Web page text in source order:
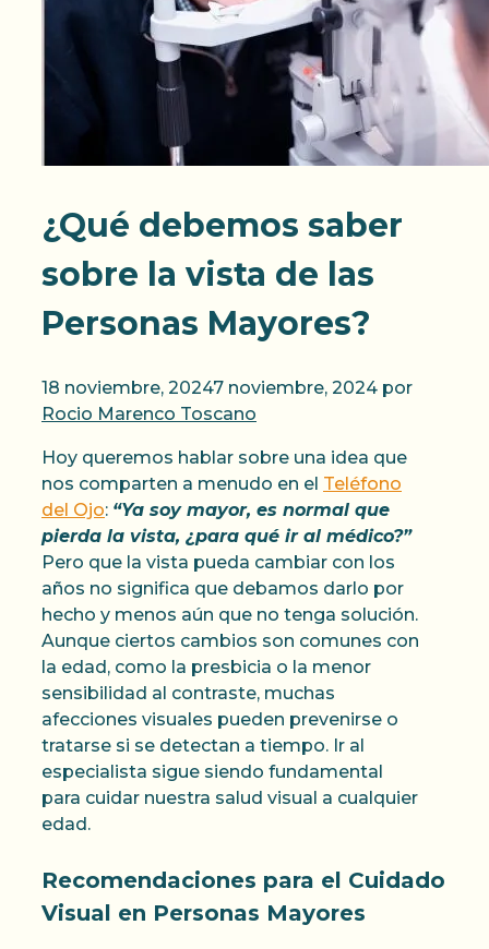
¿Qué debemos saber
sobre la vista de las
Personas Mayores?
18 noviembre, 20247 noviembre, 2024 por
Rocio Marenco Toscano
Hoy queremos hablar sobre una idea que
nos comparten a menudo en el Teléfono
del Ojo: “Ya soy mayor, es normal que
pierda la vista, ¿para qué ir al médico?”
Pero que la vista pueda cambiar con los
años no significa que debamos darlo por
hecho y menos aún que no tenga solución.
Aunque ciertos cambios son comunes con
la edad, como la presbicia o la menor
sensibilidad al contraste, muchas
afecciones visuales pueden prevenirse o
tratarse si se detectan a tiempo. Ir al
especialista sigue siendo fundamental
para cuidar nuestra salud visual a cualquier
edad.
Recomendaciones para el Cuidado
Visual en Personas Mayores